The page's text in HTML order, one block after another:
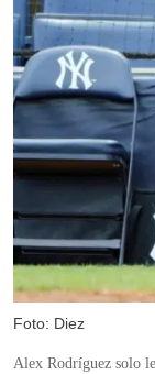
Foto: Diez
Alex Rodríguez solo